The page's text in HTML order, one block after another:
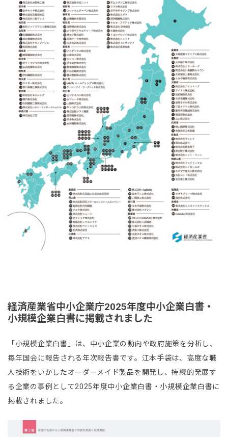
経済産業省中小企業庁2025年度中小企業白書・
小規模企業白書に掲載されました
「小規模企業白書」は、中小企業の動向や政府施策を分析し、
毎年国会に報告される年次報告書です。江本手袋は、高度な職
人技術をいかしたオーダーメイド製品を開発し、持続的発展す
る企業の事例として2025年度中小企業白書・小規模企業白書に
掲載されました。